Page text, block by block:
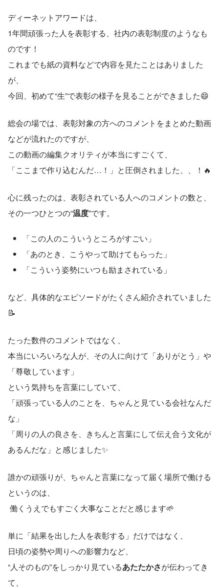
ディーネットアワードは、
1年間頑張った人を表彰する、社内の表彰制度のようなも
のです！
これまでも紙の資料などで内容を見たことはありました
が、
今回、初めて“生”で表彰の様子を見ることができました😄
総会の場では、表彰対象の方へのコメントをまとめた動画
などが流れたのですが、
この動画の編集クオリティが本当にすごくて、
「ここまで作り込むんだ…！」と圧倒されました、、！🔥
心に残ったのは、表彰されている人へのコメントの数と、
その一つひとつの“温度”です。
「この人のこういうところがすごい」
「あのとき、こうやって助けてもらった」
「こういう姿勢にいつも励まされている」
など、具体的なエピソードがたくさん紹介されていました
📝
たった数件のコメントではなく、
本当にいろいろな人が、その人に向けて「ありがとう」や
「尊敬しています」
という気持ちを言葉にしていて、
「頑張っている人のことを、ちゃんと見ている会社なんだ
な」
「周りの人の良さを、きちんと言葉にして伝え合う文化が
あるんだな」と感じました✨
誰かの頑張りが、ちゃんと言葉になって届く場所で働ける
というのは、
働くうえでもすごく大事なことだと感じます🌱
単に「結果を出した人を表彰する」だけではなく、
日頃の姿勢や周りへの影響力など、
“人そのもの”をしっかり見ているあたたかさが伝わってき
て、